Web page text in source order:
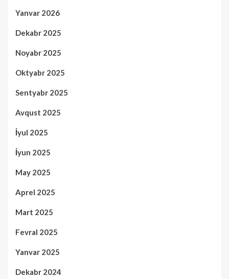
Yanvar 2026
Dekabr 2025
Noyabr 2025
Oktyabr 2025
Sentyabr 2025
Avqust 2025
İyul 2025
İyun 2025
May 2025
Aprel 2025
Mart 2025
Fevral 2025
Yanvar 2025
Dekabr 2024